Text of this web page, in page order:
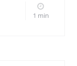
1 min